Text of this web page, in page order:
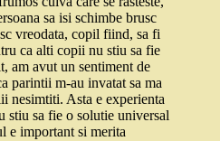
sa isi schimbe brusc
vreodata, copil fiind, sa fi
ca alti copii nu stiu sa fie
am avut un sentiment de
parintii m-au invatat sa ma
nesimtiti. Asta e experienta
stiu sa fie o solutie universal
e important si merita